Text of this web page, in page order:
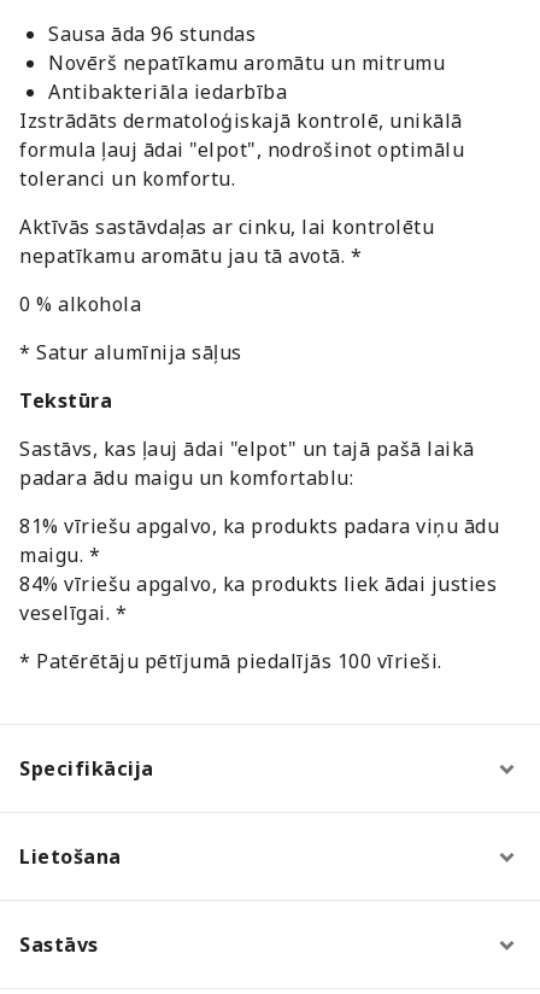
Sausa āda 96 stundas
Novērš nepatīkamu aromātu un mitrumu
Antibakteriāla iedarbība
Izstrādāts dermatoloģiskajā kontrolē, unikālā
formula ļauj ādai "elpot", nodrošinot optimālu
toleranci un komfortu.
Aktīvās sastāvdaļas ar cinku, lai kontrolētu
nepatīkamu aromātu jau tā avotā. *
0 % alkohola
* Satur alumīnija sāļus
Tekstūra
Sastāvs, kas ļauj ādai "elpot" un tajā pašā laikā
padara ādu maigu un komfortablu:
81% vīriešu apgalvo, ka produkts padara viņu ādu
maigu. *
84% vīriešu apgalvo, ka produkts liek ādai justies
veselīgai. *
* Patērētāju pētījumā piedalījās 100 vīrieši.
Specifikācija
Lietošana
Sastāvs